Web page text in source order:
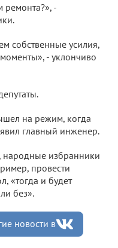
ремонта?», -
собственные усилия,
- уклончиво
на режим, когда
главный инженер.
избранники
провести
«тогда и будет
без».
новости в